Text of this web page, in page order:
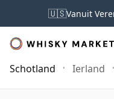
🇺🇸Vanuit
Schotland Ierland